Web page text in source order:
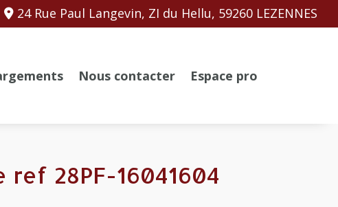
24 Rue Paul Langevin, ZI du Hellu, 59260 LEZENNES
Nous contacter Espace pro
28PF-16041604